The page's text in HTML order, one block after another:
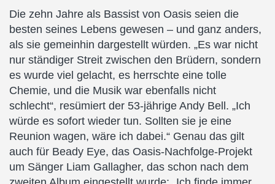
Die zehn Jahre als Bassist von Oasis seien die
besten seines Lebens gewesen – und ganz anders,
als sie gemeinhin dargestellt würden. „Es war nicht
nur ständiger Streit zwischen den Brüdern, sondern
es wurde viel gelacht, es herrschte eine tolle
Chemie, und die Musik war ebenfalls nicht
schlecht“, resümiert der 53-jährige Andy Bell. „Ich
würde es sofort wieder tun. Sollten sie je eine
Reunion wagen, wäre ich dabei.“ Genau das gilt
auch für Beady Eye, das Oasis-Nachfolge-Projekt
um Sänger Liam Gallagher, das schon nach dem